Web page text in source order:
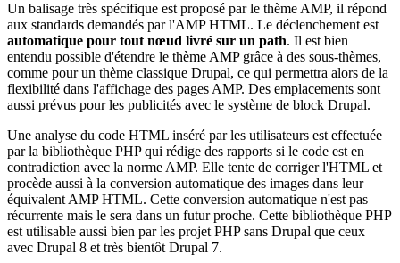
Un balisage très spécifique est proposé par le thème AMP, il répond
aux standards demandés par l'AMP HTML. Le déclenchement est
automatique pour tout nœud livré sur un path. Il est bien
entendu possible d'étendre le thème AMP grâce à des sous-thèmes,
comme pour un thème classique Drupal, ce qui permettra alors de la
flexibilité dans l'affichage des pages AMP. Des emplacements sont
aussi prévus pour les publicités avec le système de block Drupal.
Une analyse du code HTML inséré par les utilisateurs est effectuée
par la bibliothèque PHP qui rédige des rapports si le code est en
contradiction avec la norme AMP. Elle tente de corriger l'HTML et
procède aussi à la conversion automatique des images dans leur
équivalent AMP HTML. Cette conversion automatique n'est pas
récurrente mais le sera dans un futur proche. Cette bibliothèque PHP
est utilisable aussi bien par les projet PHP sans Drupal que ceux
avec Drupal 8 et très bientôt Drupal 7.